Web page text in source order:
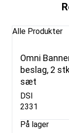
Alle Produkter
Omni
beslag, 2
sæt
DSI
2331
På lager